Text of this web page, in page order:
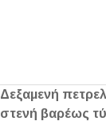
Δεξαμενή
στενή βαρέως